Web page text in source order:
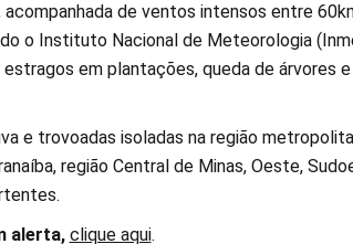
de ventos intensos entre
o Instituto Nacional de Meteorologia
em plantações, queda de árvores
e trovoadas isoladas na região
região Central de Minas, Oeste,
alerta, clique aqui.